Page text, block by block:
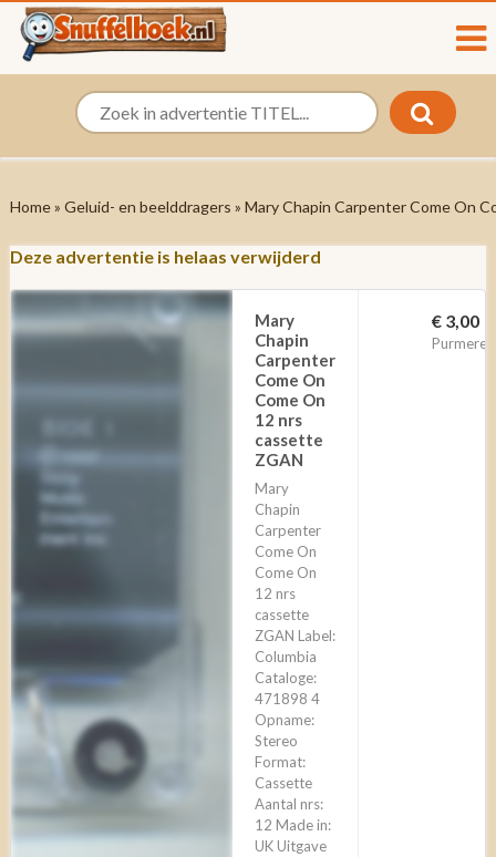
Home» Geluid- en beelddragers » Mary Chapin Carpenter Come On
Deze advertentie is helaas verwijderd
Mary
Chapin
Carpenter
Come On
Come On
12 nrs
cassette
ZGAN
Mary
Chapin
Carpenter
Come On
Come On
12 nrs
cassette
ZGAN Label:
Columbia
Cataloge:
471898 4
Opname:
Stereo
Format:
Cassette
Aantal nrs:
12 Made in:
UK Uitgave
€ 3,00